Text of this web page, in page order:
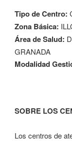
Tipo de Centro:
Zona Básica:
Área de Salud:
GRANADA
Modalidad
SOBRE LOS
Los centros de